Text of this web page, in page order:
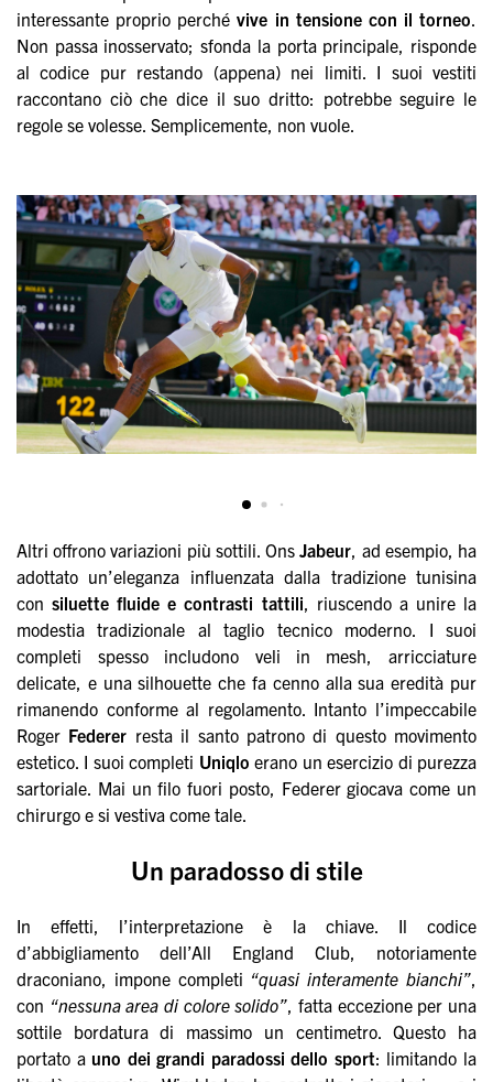
interessante proprio perchévive in tensione con il torneo.
Non passa inosservato; sfonda la porta principale, risponde
al codice pur restando (appena) nei limiti. I suoi vestiti
raccontano ciò che dice il suo dritto: potrebbe seguire le
regole se volesse. Semplicemente, non vuole.
Altri offrono variazioni più sottili. OnsJabeur , ad esempio, ha
adottato un’eleganza influenzata dalla tradizione tunisina
consiluette fluide e contrasti tattili , riuscendo a unire la
modestia tradizionale al taglio tecnico moderno. I suoi
completi spesso includono veli in mesh, arricciature
delicate, e una silhouette che fa cenno alla sua eredità pur
rimanendo conforme al regolamento. Intanto l’impeccabile
Roger Federer resta il santo patrono di questo movimento
estetico. I suoi completi Uniqlo erano un esercizio di purezza
sartoriale. Mai un filo fuori posto, Federer giocava come un
chirurgo e si vestiva come tale.
Un paradosso di stile
In effetti, l’interpretazione è la chiave. Il codice
d’abbigliamento dell’All England Club, notoriamente
draconiano, impone completi “quasi interamente bianchi”,
con “nessuna area di colore solido” , fatta eccezione per una
sottile bordatura di massimo un centimetro. Questo ha
portato a uno dei grandi paradossi dello sport: limitando la